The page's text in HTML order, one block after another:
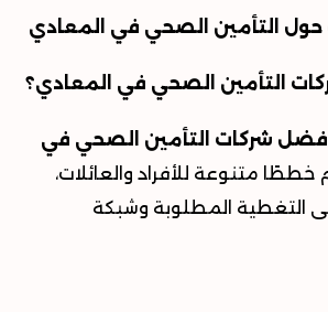
حول التأمين الصحي في المعادي
التأمين الصحي في المعادي؟
شركات التأمين الصحي في
خططًا متنوعة للأفراد والعائلات،
التغطية المطلوبة وشبكة